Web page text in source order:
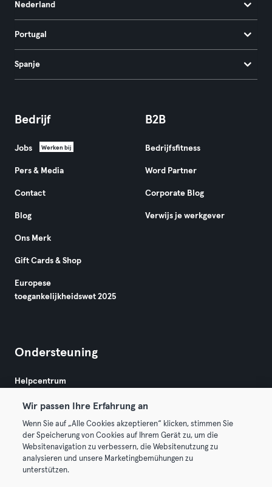
Nederland
Portugal
Spanje
Bedrijf
Jobs Werken bij
Pers & Media
Contact
Blog
Ons Merk
Gift Cards & Shop
Europese
toegankelijkheidswet 2025
B2B
Bedrijfsfitness
Word Partner
Corporate Blog
Verwijs je werkgever
Ondersteuning
Helpcentrum
Algemene Voorwaarden
Wir passen Ihre Erfahrung an
Wenn Sie auf „Alle Cookies akzeptieren“ klicken, stimmen Sie
der Speicherung von Cookies auf Ihrem Gerät zu, um die
Websitenavigation zu verbessern, die Websitenutzung zu
analysieren und unsere Marketingbemühungen zu
unterstützen.